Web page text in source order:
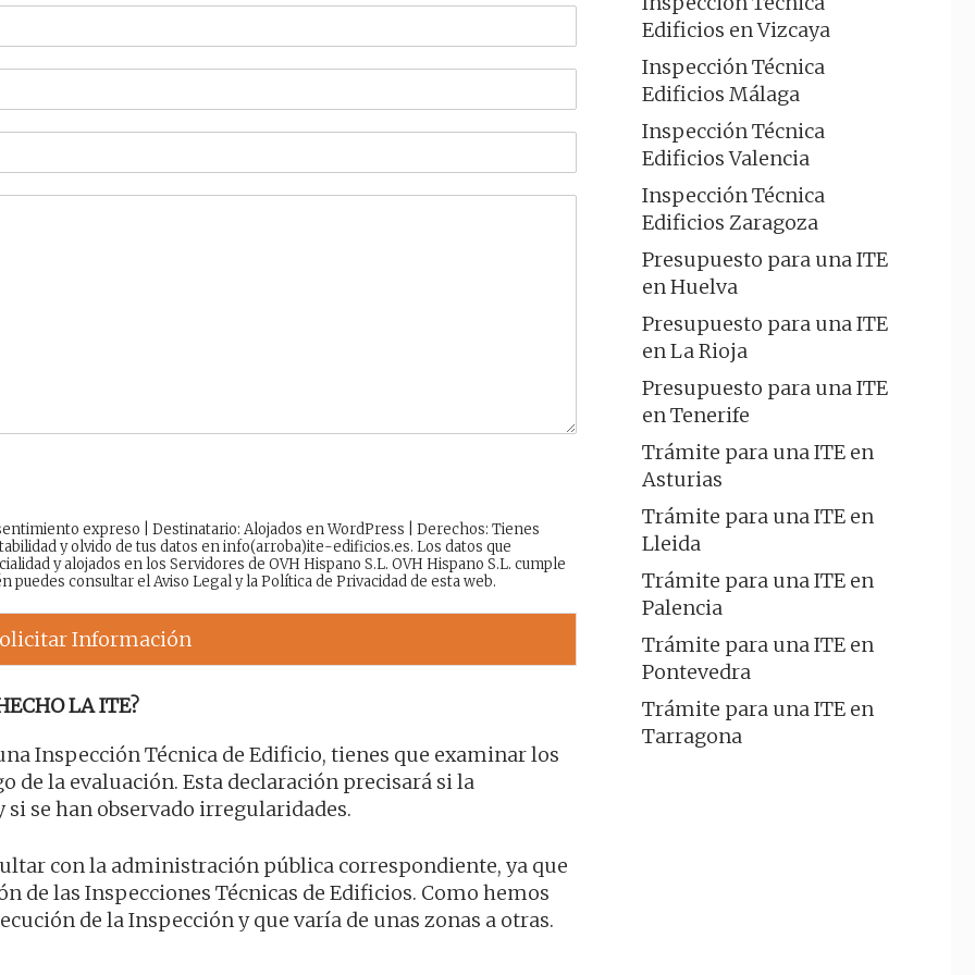
expreso | Destinatario: Alojados en WordPress | Derechos: Tienes
y olvido de tus datos en info(arroba)ite-edificios.es. Los datos que
y alojados en los Servidores de OVH Hispano S.L. OVH Hispano S.L. cumple
puedes consultar elAviso Legaly laPolítica de Privacidadde esta web.
Información
LA ITE?
Inspección Técnica de Edificio, tienes que examinar los
de la evaluación. Esta declaración precisará si la
se han observado irregularidades.
con la administración pública correspondiente, ya que
de las Inspecciones Técnicas de Edificios. Como hemos
de la Inspección y que varía de unas zonas a otras.
Edificios en Vizcaya
Inspección Técnica
Edificios Málaga
Inspección Técnica
Edificios Valencia
Inspección Técnica
Edificios Zaragoza
Presupuesto para una ITE
en Huelva
Presupuesto para una ITE
en La Rioja
Presupuesto para una ITE
en Tenerife
Trámite para una ITE en
Asturias
Trámite para una ITE en
Lleida
Trámite para una ITE en
Palencia
Trámite para una ITE en
Pontevedra
Trámite para una ITE en
Tarragona